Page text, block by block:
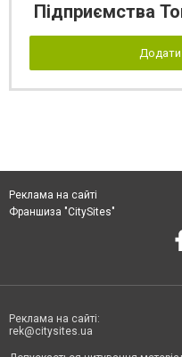
Підприємства
Додати
Реклама на сайті
Франшиза "CitySites"
Реклама на сайті:
rek@citysites.ua